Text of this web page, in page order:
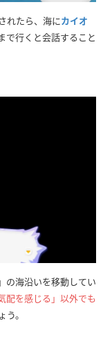
れたら、海にカイオ
で行くと会話すること
の海沿いを移動してい
配を感じる」以外でも
。